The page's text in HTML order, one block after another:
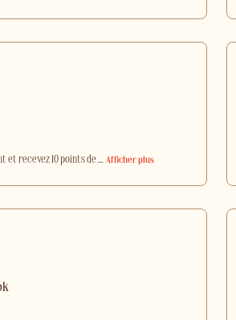
et recevez 10 points de … Afficher plus